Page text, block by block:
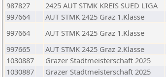
987827
2425 AUT STMK KREIS SUED LIGA
997664
AUT STMK 2425 Graz 1.Klasse
997664
AUT STMK 2425 Graz 1.Klasse
997665
AUT STMK 2425 Graz 2.Klasse
1030887
Grazer Stadtmeisterschaft 2025
1030887
Grazer Stadtmeisterschaft 2025